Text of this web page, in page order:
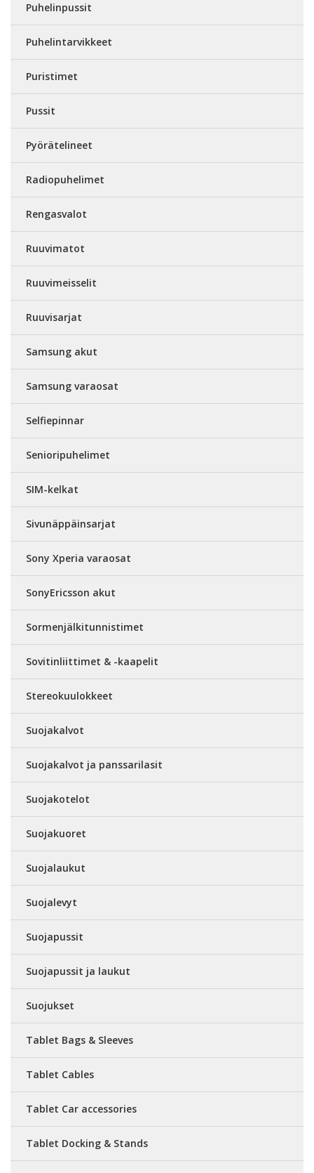
Puhelinpussit
Puhelintarvikkeet
Puristimet
Pussit
Pyörätelineet
Radiopuhelimet
Rengasvalot
Ruuvimatot
Ruuvimeisselit
Ruuvisarjat
Samsung akut
Samsung varaosat
Selfiepinnar
Senioripuhelimet
SIM-kelkat
Sivunäppäinsarjat
Sony Xperia varaosat
SonyEricsson akut
Sormenjälkitunnistimet
Sovitinliittimet & -kaapelit
Stereokuulokkeet
Suojakalvot
Suojakalvot ja panssarilasit
Suojakotelot
Suojakuoret
Suojalaukut
Suojalevyt
Suojapussit
Suojapussit ja laukut
Suojukset
Tablet Bags & Sleeves
Tablet Cables
Tablet Car accessories
Tablet Docking & Stands